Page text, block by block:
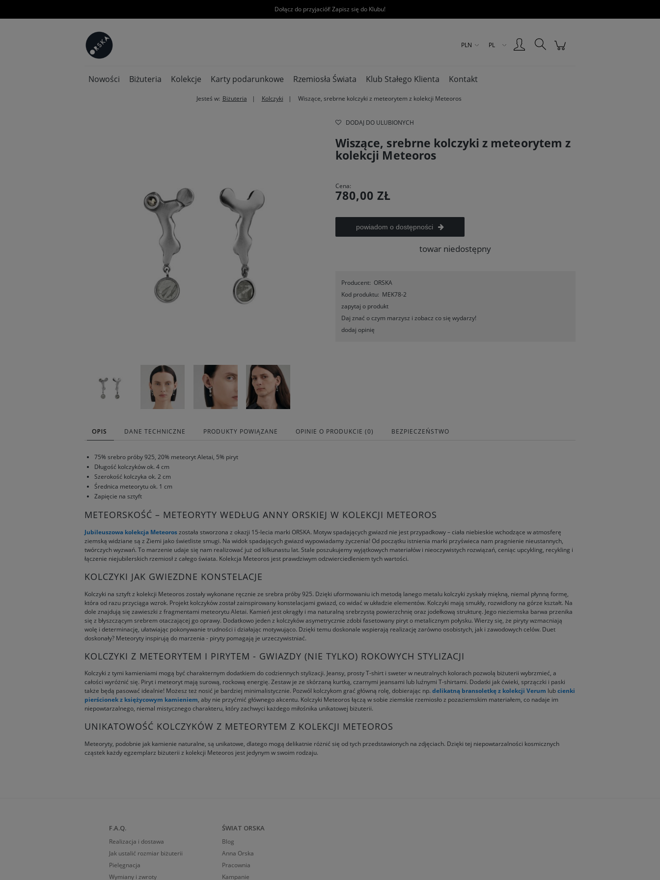
Dołącz do przyjaciół! Zapisz się do Klubu!
PLN PL
Nowości Biżuteria Kolekcje Karty podarunkowe Rzemiosła Świata Klub Stałego Klienta Kontakt
Jesteś w: Biżuteria Kolczyki Wiszące, srebrne kolczyki z meteorytem z kolekcji Meteoros
DODAJ DO ULUBIONYCH
Wiszące, srebrne kolczyki z meteorytem z
kolekcji Meteoros
Cena:
780,00 ZŁ
powiadom o dostępności
towar niedostępny
Producent: ORSKA
Kod produktu: MEK78-2
zapytaj o produkt
Daj znać o czym marzysz i zobacz co się wydarzy!
dodaj opinię
OPIS DANE TECHNICZNE PRODUKTY POWIĄZANE OPINIE O PRODUKCIE (0) BEZPIECZEŃSTWO
75% srebro próby 925, 20% meteoryt Aletai, 5% piryt
Długość kolczyków ok. 4 cm
Szerokość kolczyka ok. 2 cm
Średnica meteorytu ok. 1 cm
Zapięcie na sztyft
METEORSKOŚĆ – METEORYTY WEDŁUG ANNY ORSKIEJ W KOLEKCJI METEOROS
Jubileuszowa kolekcja Meteoroszostała stworzona z okazji 15-lecia marki ORSKA. Motyw spadających gwiazd nie jest przypadkowy – ciała niebieskie wchodzące w atmosferę
ziemską widziane są z Ziemi jako świetliste smugi. Na widok spadających gwiazd wypowiadamy życzenia! Od początku istnienia marki przyświeca nam pragnienie nieustannych,
twórczych wyzwań. To marzenie udaje się nam realizować już od kilkunastu lat. Stale poszukujemy wyjątkowych materiałów i nieoczywistych rozwiązań, ceniąc upcykling, recykling i
łączenie niejubilerskich rzemiosł z całego świata. Kolekcja Meteoros jest prawdziwym odzwierciedleniem tych wartości.
KOLCZYKI JAK GWIEZDNE KONSTELACJE
Kolczyki na sztyft z kolekcji Meteoros zostały wykonane ręcznie ze srebra próby 925. Dzięki uformowaniu ich metodą lanego metalu kolczyki zyskały miękną, niemal płynną formę,
która od razu przyciąga wzrok. Projekt kolczyków został zainspirowany konstelacjami gwiazd, co widać w układzie elementów. Kolczyki mają smukły, rozwidlony na górze kształt. Na
dole znajdują się zawieszki z fragmentami meteorytu Aletai. Kamień jest okrągły i ma naturalną srebrzystą powierzchnię oraz jodełkową strukturę. Jego nieziemska barwa przenika
się z błyszczącym srebrem otaczającej go oprawy. Dodatkowo jeden z kolczyków asymetrycznie zdobi fasetowany piryt o metalicznym połysku. Wierzy się, że piryty wzmacniają
wolę i determinację, ułatwiając pokonywanie trudności i działając motywująco. Dzięki temu doskonale wspierają realizację zarówno osobistych, jak i zawodowych celów. Duet
doskonały? Meteoryty inspirują do marzenia - piryty pomagają je urzeczywistniać.
KOLCZYKI Z METEORYTEM I PIRYTEM - GWIAZDY (NIE TYLKO) ROKOWYCH STYLIZACJI
Kolczyki z tymi kamieniami mogą być charakternym dodatkiem do codziennych stylizacji. Jeansy, prosty T-shirt i sweter w neutralnych kolorach pozwolą biżuterii wybrzmieć, a
całości wyróżnić się. Piryt i meteoryt mają surową, rockową energię. Zestaw je ze skórzaną kurtką, czarnymi jeansami lub luźnymi T-shirtami. Dodatki jak ćwieki, sprzączki i paski
także będą pasować idealnie! Możesz też nosić je bardziej minimalistycznie. Pozwól kolczykom grać główną rolę, dobierając np. delikatną bransoletkę z kolekcji Verum lubcienki
pierścionek z księżycowym kamieniem, aby nie przyćmić głównego akcentu. Kolczyki Meteoros łączą w sobie ziemskie rzemiosło z pozaziemskim materiałem, co nadaje im
niepowtarzalnego, niemal mistycznego charakteru, który zachwyci każdego miłośnika unikatowej biżuterii.
UNIKATOWOŚĆ KOLCZYKÓW Z METEORYTEM Z KOLEKCJI METEOROS
Meteoryty, podobnie jak kamienie naturalne, są unikatowe, dlatego mogą delikatnie różnić się od tych przedstawionych na zdjęciach. Dzięki tej niepowtarzalności kosmicznych
cząstek każdy egzemplarz biżuterii z kolekcji Meteoros jest jedynym w swoim rodzaju.
F.A.Q.
Realizacja i dostawa
Jak ustalić rozmiar biżuterii
Pielęgnacja
Wymiany i zwroty
ŚWIAT ORSKA
Blog
Anna Orska
Pracownia
Kampanie